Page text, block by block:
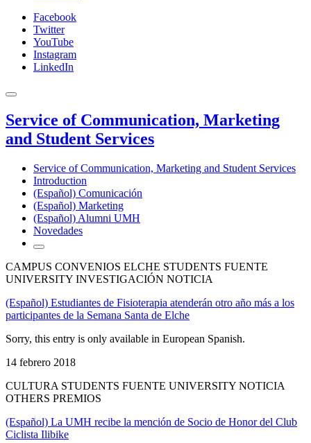
Facebook
Twitter
YouTube
Instagram
LinkedIn
Service of Communication, Marketing
and Student Services
Service of Communication, Marketing and Student Services
Introduction
(Español) Comunicación
(Español) Marketing
(Español) Alumni UMH
Novedades
CAMPUS CONVENIOS ELCHE STUDENTS FUENTE
UNIVERSITY INVESTIGACIÓN NOTICIA
(Español) Estudiantes de Fisioterapia atenderán otro año más a los
participantes de la Semana Santa de Elche
Sorry, this entry is only available in European Spanish.
14 febrero 2018
CULTURA STUDENTS FUENTE UNIVERSITY NOTICIA
OTHERS PREMIOS
(Español) La UMH recibe la mención de Socio de Honor del Club
Ciclista Ilibike